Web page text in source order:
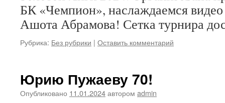
БК «Чемпион», наслаждаемся
Ашота Абрамова! Сетка турнира
Рубрика: Без рубрики | Оставить комментарий
Юрию Пужаеву 70!
Опубликовано 11.01.2024автором admin